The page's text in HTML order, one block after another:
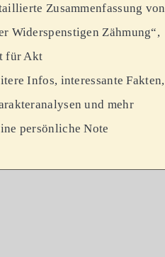
Zusammenfassung von
Widerspenstigen Zähmung“,
für Akt
Infos, interessante Fakten,
und mehr
persönliche Note